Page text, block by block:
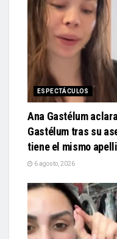
ESPECTÁCULOS
Ana Gastélum
Gastélum tras su
tiene el mismo
6 agosto, 2026